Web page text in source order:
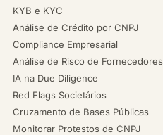
KYB e KYC
Análise de Crédito por CNPJ
Compliance Empresarial
Análise de Risco de Fornecedores
IA na Due Diligence
Red Flags Societários
Cruzamento de Bases Públicas
Monitorar Protestos de CNPJ